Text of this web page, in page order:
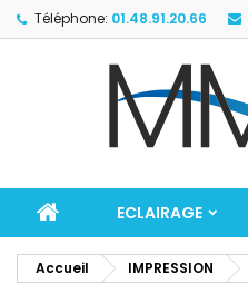
Téléphone: 01.48.91.20.66
ECLAIRAGE
Accueil IMPRESSION